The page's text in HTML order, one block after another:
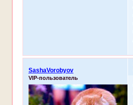
SashaVorobyov
VIP-пользователь